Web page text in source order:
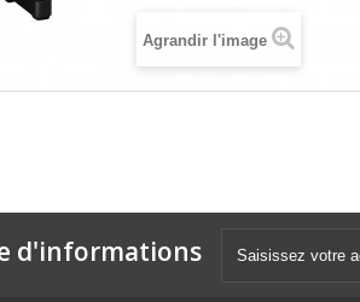
Agrandir l'image
d'informations